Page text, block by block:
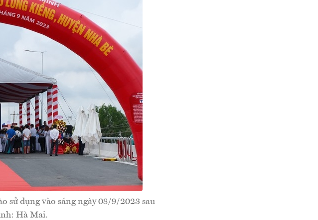
sử dụng vào sáng ngày 08/9/2023 sau
Hà Mai.